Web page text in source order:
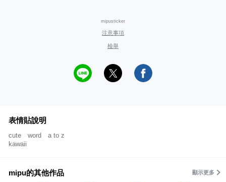
mipusticker
注意事項
檢舉
表情貼說明
cute word a to z
kawaii
mipu的其他作品 顯示更多